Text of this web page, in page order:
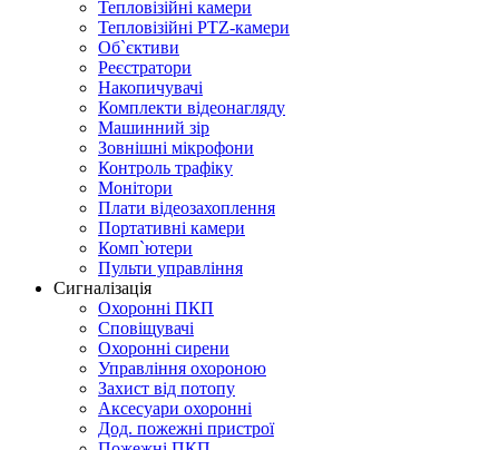
Тепловізійні камери
Тепловізійні PTZ-камери
Об`єктиви
Реєстратори
Накопичувачі
Комплекти відеонагляду
Машинний зір
Зовнішні мікрофони
Контроль трафіку
Монітори
Плати відеозахоплення
Портативні камери
Комп`ютери
Пульти управління
Сигналізація
Охоронні ПКП
Сповіщувачі
Охоронні сирени
Управління охороною
Захист від потопу
Аксесуари охоронні
Дод. пожежні пристрої